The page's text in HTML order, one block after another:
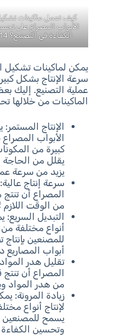
كيف تعمل ماكينات
الأبواب المصراع على
الكفاءة في التصنيع؟ 14
يمكن لماكينات تشكيل
سرعة الإنتاج بشكل
عملية التصنيع. إليك
الماكينات من خلالها
الإنتاج
الأبواب
كبيرة من
يقلل من الحاجة
يزيد من سرعة
سرعة إنتاج
المصراع أن
من الوقت
التبديل السريع:
أنواع مختلفة
للمصنعين
أبواب
تقليل هدر
المصراع أن
من هدر المواد
زيادة المرونة:
لإنتاج أنواع
يسمح للمصنعين
وتحسين الكفاءة